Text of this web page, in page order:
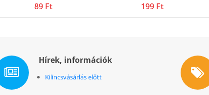
89 Ft 199 Ft
Hírek, információk
Kilincsvásárlás előtt